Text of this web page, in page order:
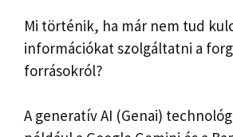
Mi történik, ha már nem tud
információkat szolgáltatni a
forrásokról?
A generatív AI (Genai)